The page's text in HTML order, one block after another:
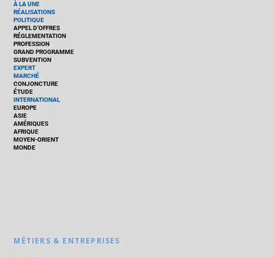
À LA UNE
RÉALISATIONS
POLITIQUE
APPEL D’OFFRES
RÉGLEMENTATION
PROFESSION
GRAND PROGRAMME
SUBVENTION
EXPERT
MARCHÉ
CONJONCTURE
ÉTUDE
INTERNATIONAL
EUROPE
ASIE
AMÉRIQUES
AFRIQUE
MOYEN-ORIENT
MONDE
MÉTIERS & ENTREPRISES